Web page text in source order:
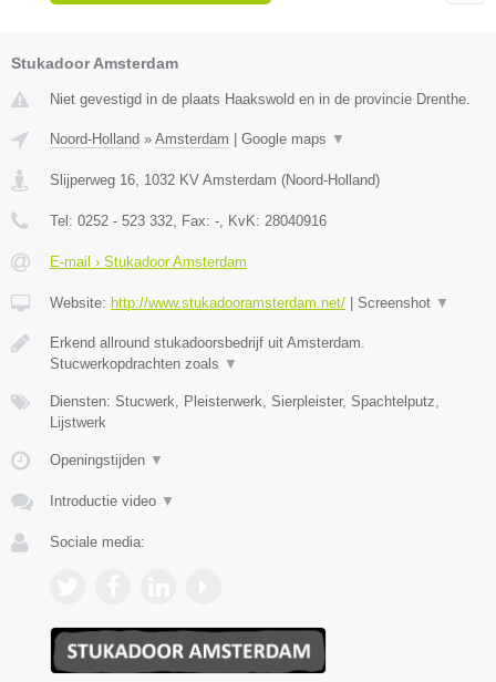
Stukadoor Amsterdam
Niet gevestigd in de plaats Haakswold en in de provincie Drenthe.
Noord-Holland » Amsterdam Google maps ▼
Slijperweg 16 1032 KV Amsterdam (Noord-Holland)
Tel: 0252 - 523 332 , Fax: - , KvK: 28040916
E-mail › Stukadoor Amsterdam
Website: http://www.stukadooramsterdam.net/ Screenshot ▼
Erkend allround stukadoorsbedrijf uit Amsterdam.
Stucwerkopdrachten zoals ▼
Diensten: Stucwerk, Pleisterwerk, Sierpleister, Spachtelputz,
Lijstwerk
Openingstijden ▼
Introductie video ▼
Sociale media: